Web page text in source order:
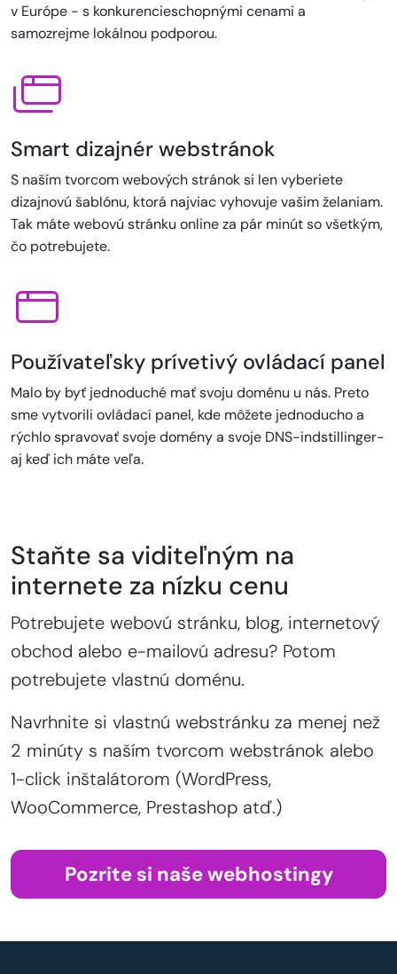
v Európe - s konkurencieschopnými cenami a
samozrejme lokálnou podporou.
Smart dizajnér webstránok
S naším tvorcom webových stránok si len vyberiete
dizajnovú šablónu, ktorá najviac vyhovuje vašim želaniam.
Tak máte webovú stránku online za pár minút so všetkým,
čo potrebujete.
Používateľsky prívetivý ovládací panel
Malo by byť jednoduché mať svoju doménu u nás. Preto
sme vytvorili ovládací panel, kde môžete jednoducho a
rýchlo spravovať svoje domény a svoje DNS-indstillinger-
aj keď ich máte veľa.
Staňte sa viditeľným na
internete za nízku cenu
Potrebujete webovú stránku, blog, internetový
obchod alebo e-mailovú adresu? Potom
potrebujete vlastnú doménu.
Navrhnite si vlastnú webstránku za menej než
2 minúty s naším tvorcom webstránok alebo
1-click inštalátorom (WordPress,
WooCommerce, Prestashop atď.)
Pozrite si naše webhostingy